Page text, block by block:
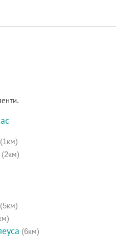
(1км)
(2км)
(5км)
(6км)